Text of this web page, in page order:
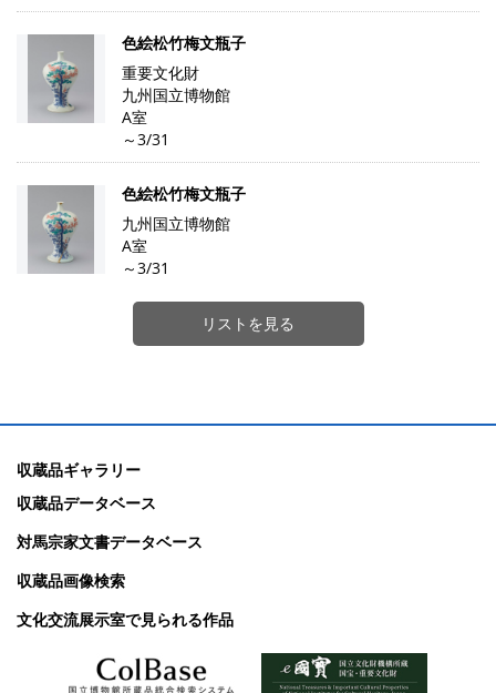
色絵松竹梅文瓶子
重要文化財
九州国立博物館
A室
～3/31
色絵松竹梅文瓶子
九州国立博物館
A室
～3/31
リストを見る
収蔵品ギャラリー
収蔵品データベース
対馬宗家文書データベース
収蔵品画像検索
文化交流展示室で見られる作品